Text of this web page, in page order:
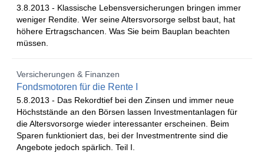
3.8.2013 - Klassische Lebensversicherungen bringen immer
weniger Rendite. Wer seine Altersvorsorge selbst baut, hat
höhere Ertragschancen. Was Sie beim Bauplan beachten
müssen.
Versicherungen & Finanzen
Fondsmotoren für die Rente I
5.8.2013 - Das Rekordtief bei den Zinsen und immer neue
Höchststände an den Börsen lassen Investmentanlagen für
die Altersvorsorge wieder interessanter erscheinen. Beim
Sparen funktioniert das, bei der Investmentrente sind die
Angebote jedoch spärlich. Teil I.